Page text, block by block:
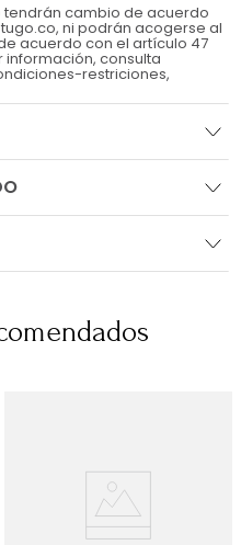
tendrán cambio de acuerdo
ni podrán acogerse al
acuerdo con el artículo 47
información, consulta
restriciones,